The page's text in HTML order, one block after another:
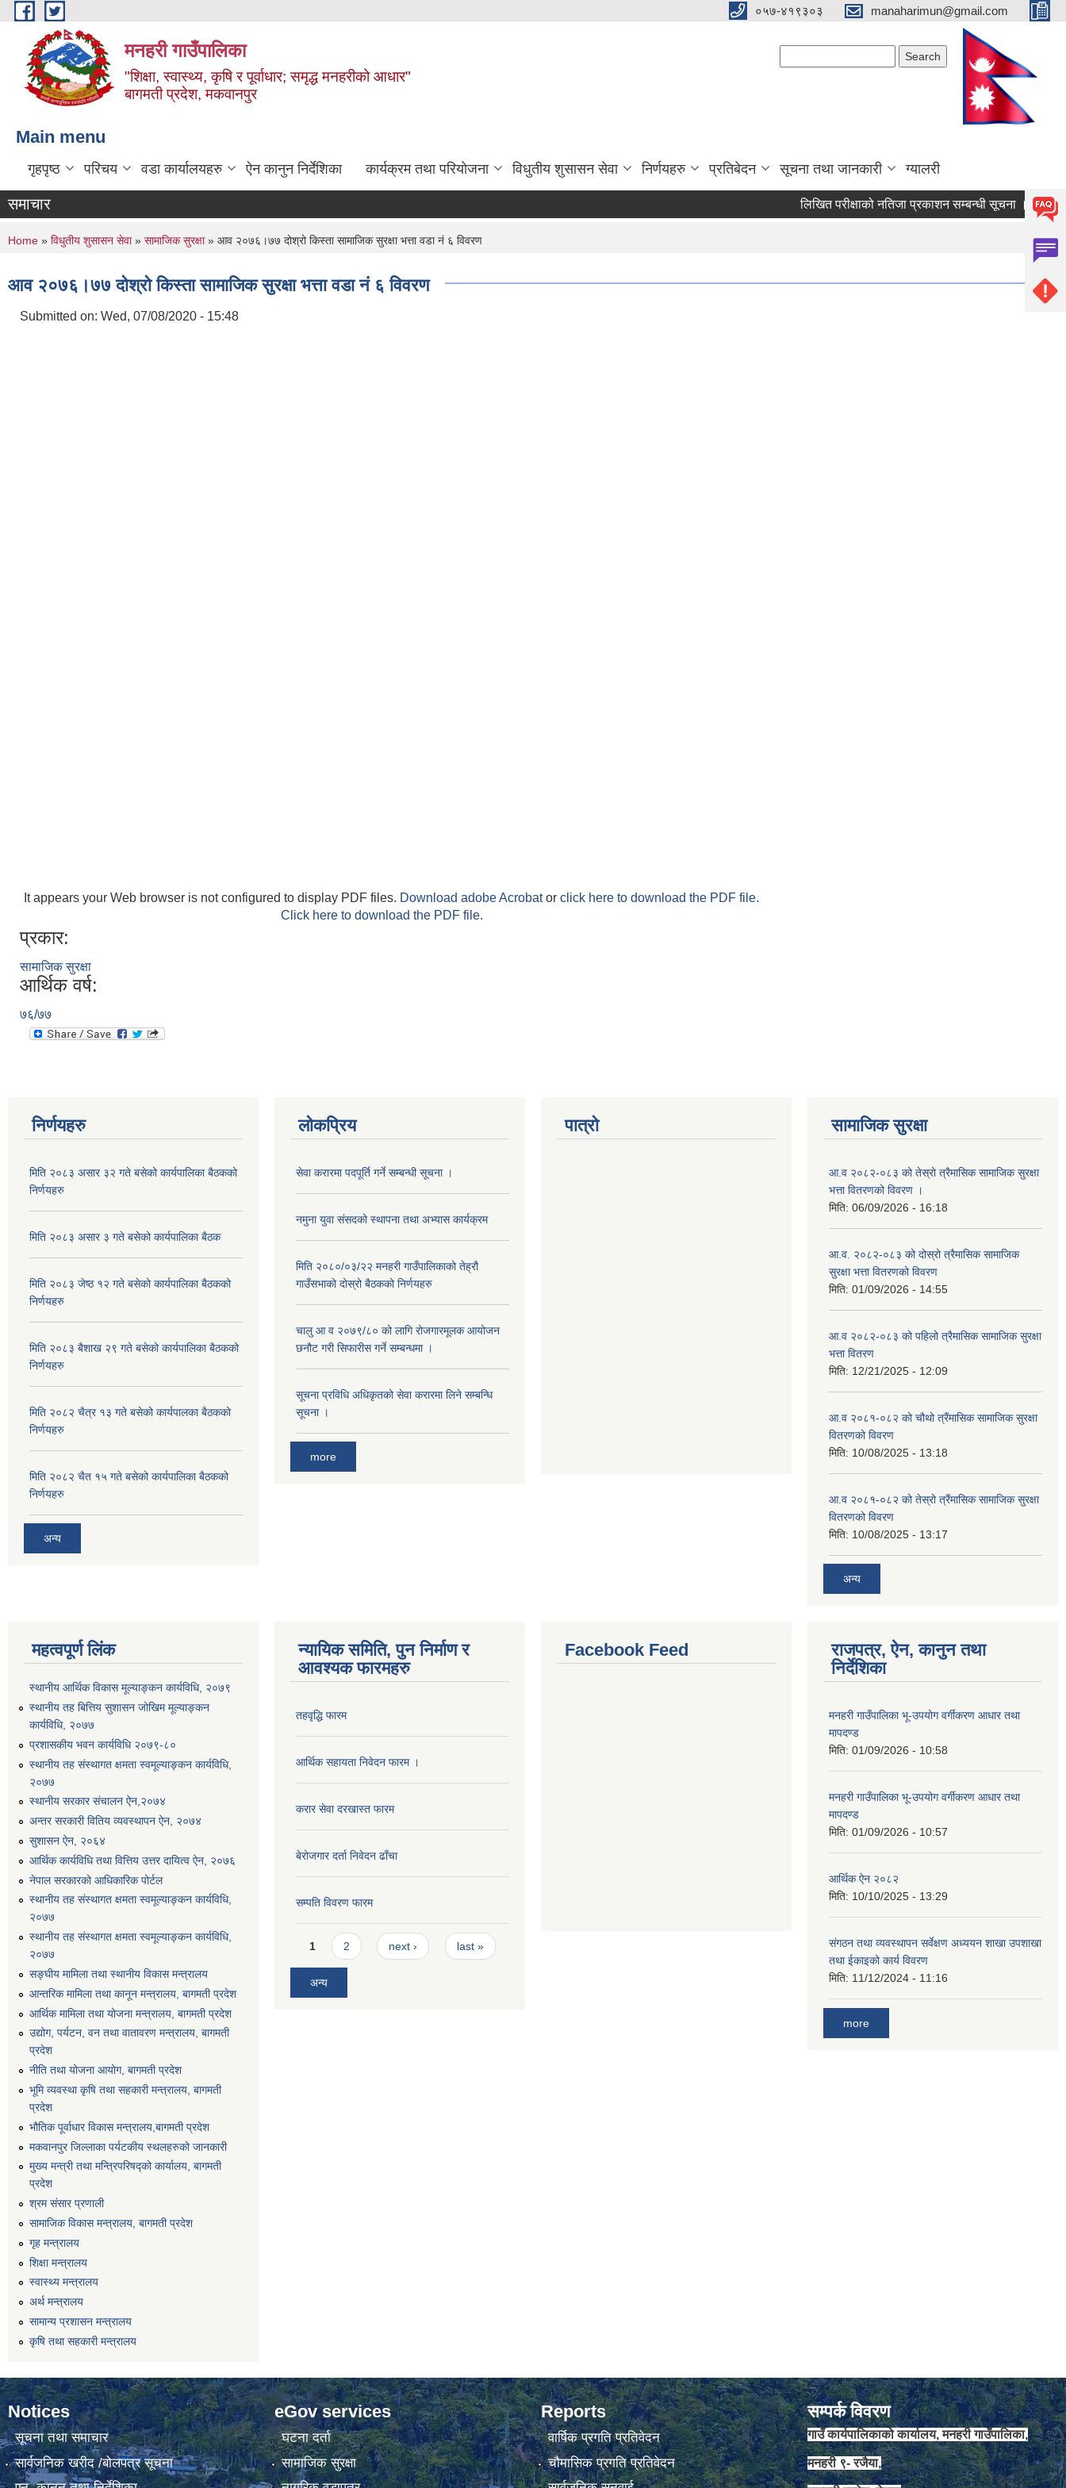
Skip to main content ०५७-४१९३०३ manaharimun@gmail.com
मनहरी गाउँपालिका
"शिक्षा, स्वास्थ्य, कृषि र पूर्वाधार; समृद्ध मनहरीको आधार"
बागमती प्रदेश, मकवानपुर
Main menu
गृहपृष्ठ परिचय वडा कार्यालयहरु ऐन कानुन निर्देशिका कार्यक्रम तथा परियोजना विधुतीय शुसासन सेवा निर्णयहरु प्रतिबेदन सूचना तथा जानकारी ग्यालरी
समाचार लिखित परीक्षाको नतिजा प्रकाशन सम्बन्धी सूचना । दररेट पेश
You are here
Home » विधुतीय शुसासन सेवा» सामाजिक सुरक्षा» आव २०७६।७७ दोश्रो किस्ता सामाजिक सुरक्षा भत्ता वडा नं ६ विवरण
आव २०७६।७७ दोश्रो किस्ता सामाजिक सुरक्षा भत्ता वडा नं ६ विवरण
Submitted on: Wed, 07/08/2020 - 15:48
It appears your Web browser is not configured to display PDF files. Download adobe Acrobator click here to download the PDF file.
Click here to download the PDF file.
प्रकार:
सामाजिक सुरक्षा
आर्थिक वर्ष:
७६/७७
निर्णयहरु
मिति २०८३ असार ३२ गते बसेको कार्यपालिका बैठकको
निर्णयहरु
मिति २०८३ असार ३ गते बसेको कार्यपालिका बैठक
मिति २०८३ जेष्ठ १२ गते बसेको कार्यपालिका बैठकको
निर्णयहरु
मिति २०८३ बैशाख २९ गते बसेको कार्यपालिका बैठकको
निर्णयहरु
मिति २०८२ चैत्र १३ गते बसेको कार्यपालका बैठकको
निर्णयहरु
मिति २०८२ चैत १५ गते बसेको कार्यपालिका बैठकको
निर्णयहरु
अन्य
लोकप्रिय
सेवा करारमा पदपूर्ति गर्ने सम्बन्धी सूचना ।
नमुना युवा संसदको स्थापना तथा अभ्यास कार्यक्रम
मिति २०८०/०३/२२ मनहरी गाउँपालिकाको तेह्रौ
गाउँसभाको दोस्रो बैठकको निर्णयहरु
चालु आ व २०७९/८० को लागि रोजगारमूलक आयोजन
छनौट गरी सिफारीस गर्ने सम्बन्धमा ।
सूचना प्रविधि अधिकृतको सेवा करारमा लिने सम्बन्धि
सूचना ।
more
पात्रो सामाजिक सुरक्षा
आ.व २०८२-०८३ को तेस्रो त्रैमासिक सामाजिक सुरक्षा
भत्ता वितरणको विवरण ।
मिति: 06/09/2026 - 16:18
आ.व. २०८२-०८३ को दोस्रो त्रैमासिक सामाजिक
सुरक्षा भत्ता वितरणको विवरण
मिति: 01/09/2026 - 14:55
आ.व २०८२-०८३ को पहिलो त्रैमासिक सामाजिक सुरक्षा
भत्ता वितरण
मिति: 12/21/2025 - 12:09
आ.व २०८१-०८२ को चौथो त्रैंमासिक सामाजिक सुरक्षा
वितरणको विवरण
मिति: 10/08/2025 - 13:18
आ.व २०८१-०८२ को तेस्रो त्रैंमासिक सामाजिक सुरक्षा
वितरणको विवरण
मिति: 10/08/2025 - 13:17
अन्य
महत्वपूर्ण लिंक
स्थानीय आर्थिक विकास मूल्याङ्कन कार्यविधि, २०७९
स्थानीय तह बित्तिय सुशासन जोखिम मूल्याङ्कन
कार्यविधि, २०७७
प्रशासकीय भवन कार्यविधि २०७९-८०
स्थानीय तह संस्थागत क्षमता स्वमूल्याङ्कन कार्यविधि,
२०७७
स्थानीय सरकार संचालन ऐन,२०७४
अन्तर सरकारी वितिय व्यवस्थापन ऐन, २०७४
सुशासन ऐन, २०६४
आर्थिक कार्यविधि तथा वित्तिय उत्तर दायित्व ऐन, २०७६
नेपाल सरकारको आधिकारिक पोर्टल
स्थानीय तह संस्थागत क्षमता स्वमूल्याङ्कन कार्यविधि,
२०७७
स्थानीय तह संस्थागत क्षमता स्वमूल्याङ्कन कार्यविधि,
२०७७
सङ्घीय मामिला तथा स्थानीय विकास मन्त्रालय
आन्तरिक मामिला तथा कानून मन्त्रालय, बागमती प्रदेश
आर्थिक मामिला तथा योजना मन्त्रालय, बागमती प्रदेश
उद्योग, पर्यटन, वन तथा वातावरण मन्त्रालय, बागमती
प्रदेश
नीति तथा योजना आयोग, बागमती प्रदेश
भूमि व्यवस्था कृषि तथा सहकारी मन्त्रालय, बागमती
प्रदेश
भौतिक पूर्वाधार विकास मन्त्रालय,बागमती प्रदेश
मकवानपुर जिल्लाका पर्यटकीय स्थलहरुको जानकारी
मुख्य मन्त्री तथा मन्त्रिपरिषद्को कार्यालय, बागमती
प्रदेश
श्रम संसार प्रणाली
सामाजिक विकास मन्त्रालय, बागमती प्रदेश
गृह मन्त्रालय
शिक्षा मन्त्रालय
स्वास्थ्य मन्त्रालय
अर्थ मन्त्रालय
सामान्य प्रशासन मन्त्रालय
कृषि तथा सहकारी मन्त्रालय
न्यायिक समिति, पुन निर्माण र
आवश्यक फारमहरु
तहवृद्धि फारम
आर्थिक सहायता निवेदन फारम ।
करार सेवा दरखास्त फारम
बेरोजगार दर्ता निवेदन ढाँचा
सम्पति विवरण फारम
Pages
1 2 next › last »
अन्य
Facebook Feed
राजपत्र, ऐन, कानुन तथा
निर्देशिका
मनहरी गाउँपालिका भू-उपयोग वर्गीकरण आधार तथा
मापदण्ड
मिति: 01/09/2026 - 10:58
मनहरी गाउँपालिका भू-उपयोग वर्गीकरण आधार तथा
मापदण्ड
मिति: 01/09/2026 - 10:57
आर्थिक ऐन २०८२
मिति: 10/10/2025 - 13:29
संगठन तथा व्यवस्थापन सर्वेक्षण अध्ययन शाखा उपशाखा
तथा ईकाइको कार्य विवरण
मिति: 11/12/2024 - 11:16
more
Notices
सूचना तथा समाचार
सार्वजनिक खरीद /बोलपत्र सूचना
eGov services
घटना दर्ता
सामाजिक सुरक्षा
Reports
वार्षिक प्रगति प्रतिवेदन
चौमासिक प्रगति प्रतिवेदन
सम्पर्क विवरण
गाउँ कार्यपालिकाको कार्यालय, मनहरी गाउँपालिका,
मनहरी ९- रजैया,